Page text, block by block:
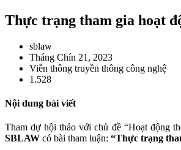
Thực trạng tham gia hoạt
sblaw
Tháng Chín 21, 2023
Viễn thông truyền thông công nghệ
1.528
Nội dung bài viết
Tham dự hội thảo với chủ đề “Hoạt động
SBLAW có bài tham luận: “Thực trạng